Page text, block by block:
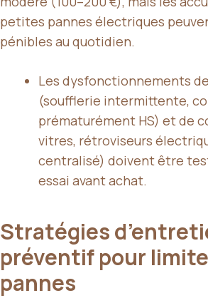
petites pannes électriques
pénibles au quotidien.
Les dysfonctionnements de
(soufflerie intermittente,
prématurément HS) et de
vitres, rétroviseurs
centralisé) doivent être
essai avant achat.
Stratégies
préventif pour
pannes